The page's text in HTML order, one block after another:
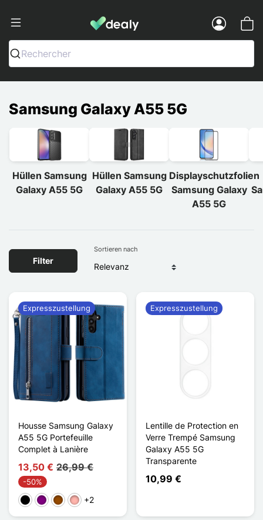
Dealy - Hüllen und Zubehör für
Rechercher
Samsung Galaxy A55 5G
Hüllen Samsung
Galaxy A55 5G
Hüllen Samsung
Galaxy A55 5G
Displayschutzfolien
Samsung Galaxy
A55 5G
Filter
Sortieren nach
Housse Samsung Galaxy
A55 5G Portefeuille
Complet à Lanière
13,50 € 26,99 €
-50%
Schwarz
ViolettBraunRoségold
+2
Expresszustellung
Lentille de Protection en
Verre Trempé Samsung
Galaxy A55 5G
Transparente
10,99 €
Expresszustellung